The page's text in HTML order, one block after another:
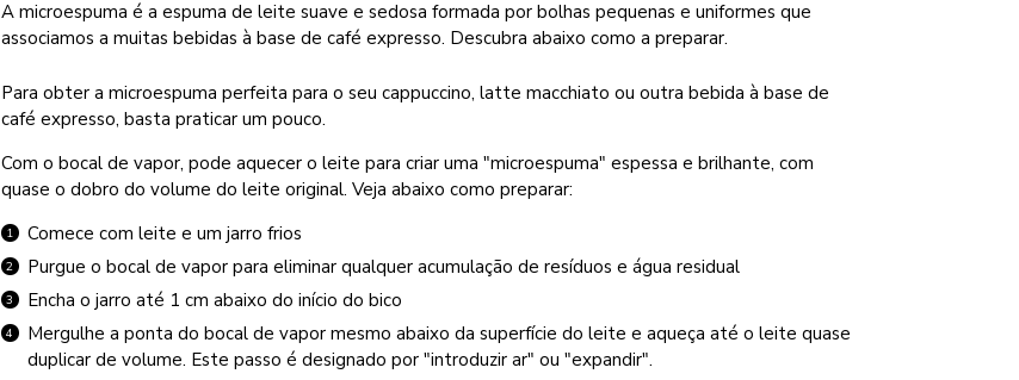
A microespuma é a espuma de leite suave e sedosa formada por bolhas pequenas e uniformes que
associamos a muitas bebidas à base de café expresso. Descubra abaixo como a preparar.
Para obter a microespuma perfeita para o seu cappuccino, latte macchiato ou outra bebida à base de
café expresso, basta praticar um pouco.
Com o bocal de vapor, pode aquecer o leite para criar uma "microespuma" espessa e brilhante, com
quase o dobro do volume do leite original. Veja abaixo como preparar:
Comece com leite e um jarro frios
Purgue o bocal de vapor para eliminar qualquer acumulação de resíduos e água residual
Encha o jarro até 1 cm abaixo do início do bico
Mergulhe a ponta do bocal de vapor mesmo abaixo da superfície do leite e aqueça até o leite quase
duplicar de volume. Este passo é designado por "introduzir ar" ou "expandir".